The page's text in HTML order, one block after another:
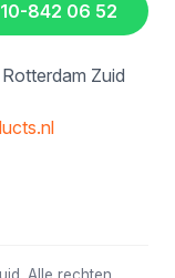
Zuid
842 06 52